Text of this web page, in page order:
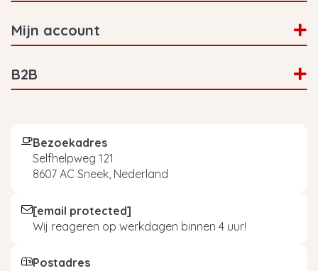
Mijn account
B2B
Bezoekadres
Selfhelpweg 121
8607 AC Sneek, Nederland
[email protected]
Wij reageren op werkdagen binnen 4 uur!
Postadres